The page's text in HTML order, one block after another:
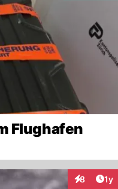
Flughafen
8 1y